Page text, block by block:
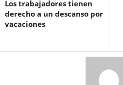
Los trabajadores tienen
derecho a un descanso por
vacaciones